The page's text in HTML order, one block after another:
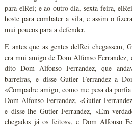
para elRei; e ao outro dia, sexta-feira,
hoste para combater a vila, e assim o
mui poucos para a defender.
E antes que as gentes delRei chegassem,
era mui amigo de Dom Alfonso
dito Dom Alfonso Ferrandez, que
barreiras, e disse Gutier Ferrandez a
«Compadre amigo, como me pesa da
Dom Alfonso Ferrandez, «Gutier
e disse-lhe Gutier Ferrandez, «Em
chegados já os feitos», e Dom Alfonso